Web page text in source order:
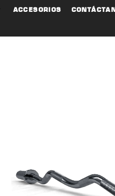
ACCESORIOS